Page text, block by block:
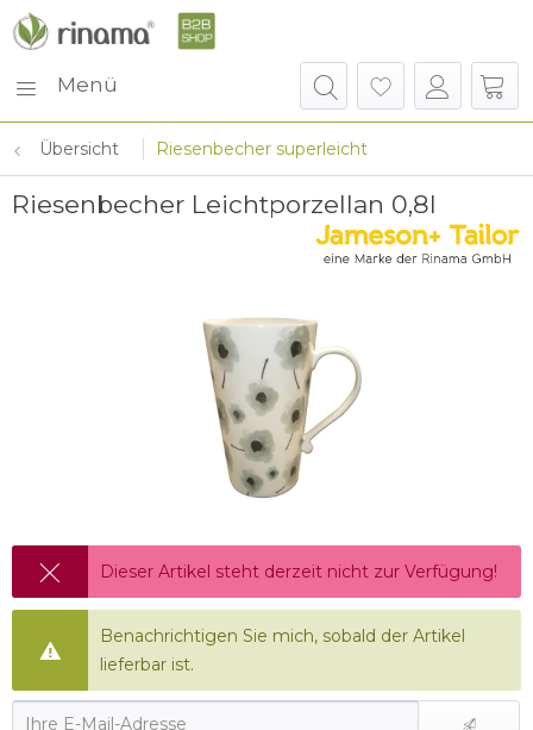
Menü
Übersicht Riesenbecher superleicht
Riesenbecher Leichtporzellan 0,8l
Dieser Artikel steht derzeit nicht zur Verfügung!
Benachrichtigen Sie mich, sobald der Artikel
lieferbar ist.